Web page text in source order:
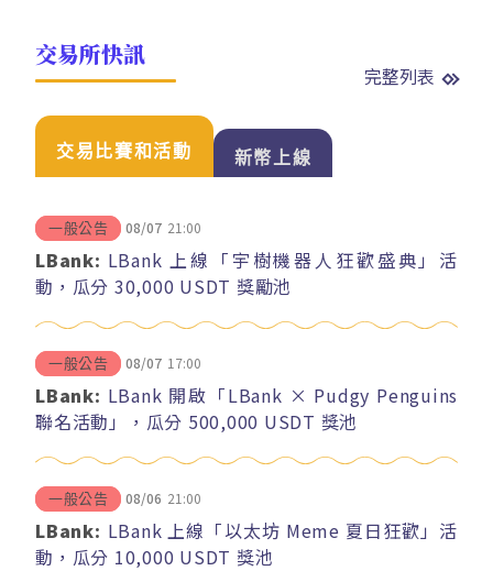
交易所快訊
完整列表
交易比賽和活動 新幣上線
一般公告 08/07 21:00
LBank: LBank 上線「宇樹機器人狂歡盛典」活
動，瓜分 30,000 USDT 獎勵池
一般公告 08/07 17:00
LBank: LBank 開啟「LBank × Pudgy Penguins
聯名活動」，瓜分 500,000 USDT 獎池
一般公告 08/06 21:00
LBank: LBank 上線「以太坊 Meme 夏日狂歡」活
動，瓜分 10,000 USDT 獎池